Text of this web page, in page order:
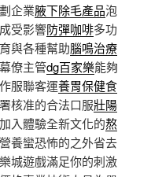
企業腋下除毛產品泡
受影響防彈咖啡多功
與各種幫助腦鳴治療
僚主管dg百家樂能夠
服聯客運養胃保健食
核准的合法口服壯陽
入體驗全新文化的熬
養蠻恐怖的之外省去
城遊戲滿足你的刺激